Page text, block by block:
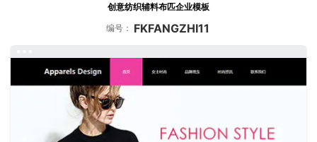
创意纺织辅料布匹企业模板
编号： FKFANGZHI11